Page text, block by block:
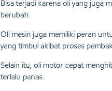
Bisa terjadi karena oli yang juga
berubah.
Oli mesin juga memiliki peran
yang timbul akibat proses
Selain itu, oli motor cepat
terlalu panas.